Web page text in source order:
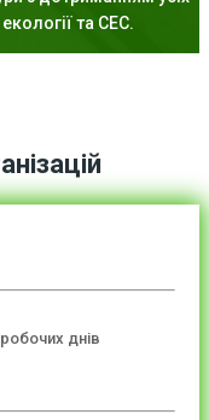
та СЕС.
днів